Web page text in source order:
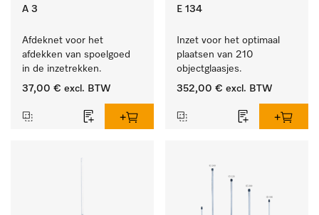
A 3
Afdeknet voor het
afdekken van spoelgoed
in de inzetrekken.
37,00 € excl. BTW
E 134
Inzet voor het optimaal
plaatsen van 210
objectglaasjes.
352,00 € excl. BTW